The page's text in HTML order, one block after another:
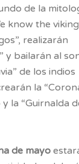
de la
know the
realizarán
y bailarán al
de los indios
la
la “Guirnalda
de mayo